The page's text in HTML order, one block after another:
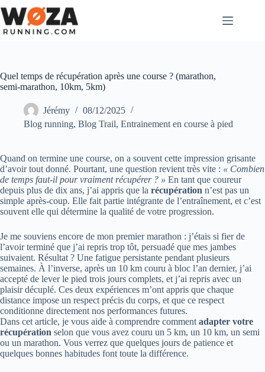
au
contenu
Quel temps de récupération après une course ? (marathon,
semi-marathon, 10km, 5km)
Jérémy
08/12/2025
Blog running, Blog Trail, Entrainement en course à pied
Quand on termine une course, on a souvent cette impression grisante
d’avoir tout donné. Pourtant, une question revient très vite : « Combien
de temps faut-il pour vraiment récupérer ? » En tant que coureur
depuis plus de dix ans, j’ai appris que la récupération n’est pas un
simple après-coup. Elle fait partie intégrante de l’entraînement, et c’est
souvent elle qui détermine la qualité de votre progression.
Je me souviens encore de mon premier marathon : j’étais si fier de
l’avoir terminé que j’ai repris trop tôt, persuadé que mes jambes
suivaient. Résultat ? Une fatigue persistante pendant plusieurs
semaines. À l’inverse, après un 10 km couru à bloc l’an dernier, j’ai
accepté de lever le pied trois jours complets, et j’ai repris avec un
plaisir décuplé. Ces deux expériences m’ont appris que chaque
distance impose un respect précis du corps, et que ce respect
conditionne directement nos performances futures.
Dans cet article, je vous aide à comprendre comment adapter votre
récupération selon que vous avez couru un 5 km, un 10 km, un semi
ou un marathon. Vous verrez que quelques jours de patience et
quelques bonnes habitudes font toute la différence.